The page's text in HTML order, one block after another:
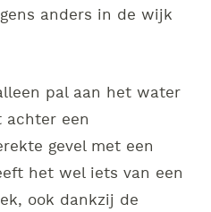
anders in de wijk
pal aan het water
achter een
gevel met een
het wel iets van een
ook dankzij de